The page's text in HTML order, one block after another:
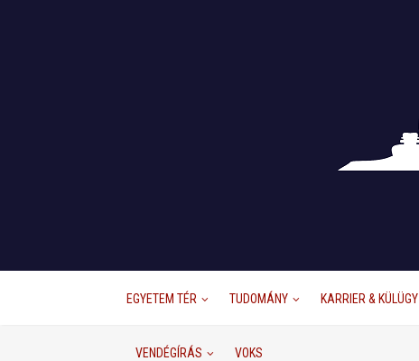
EGYETEM TÉR TUDOMÁNY KARRIER & KÜLÜGY
VENDÉGÍRÁS VOKS